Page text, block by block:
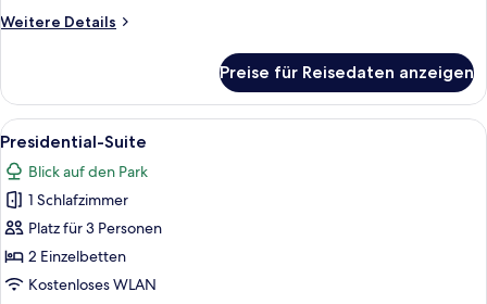
Weitere Details
Weitere
1
Schlafzimmer,
Parkblick
Preise für Reisedaten anzeigen
Alle
Fotos
für
Presidential-
Suite
anzeigen
Ein modernes Hotelzimmer mit Bett,
7
Presidential-Suite
Blick auf den Park
1 Schlafzimmer
Platz für 3 Personen
2 Einzelbetten
Kostenloses WLAN